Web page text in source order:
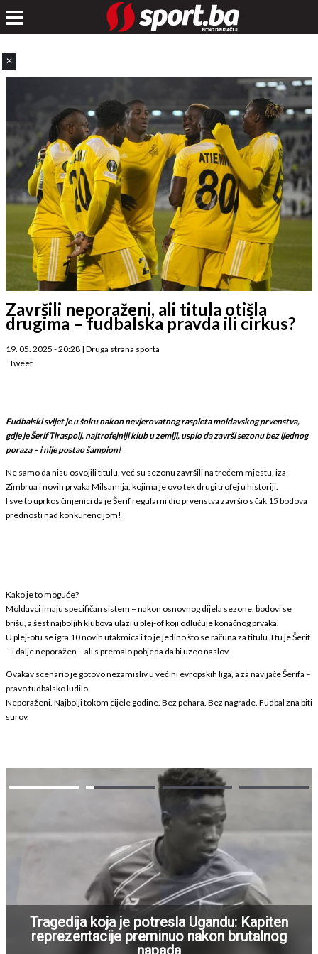
✕
Završili neporaženi, ali titula otišla
drugima – fudbalska pravda ili cirkus?
19. 05. 2025 - 20:28 | Druga strana sporta
Tweet
Fudbalski svijet je u šoku nakon nevjerovatnog raspleta moldavskog prvenstva,
gdje je Šerif Tiraspolj, najtrofejniji klub u zemlji, uspio da završi sezonu bez ijednog
poraza – i nije postao šampion!
Ne samo da nisu osvojili titulu, već su sezonu završili na trećem mjestu, iza
Zimbrua i novih prvaka Milsamija, kojima je ovo tek drugi trofej u historiji.
I sve to uprkos činjenici da je Šerif regularni dio prvenstva završio s čak 15 bodova
prednosti nad konkurencijom!
Kako je to moguće?
Moldavci imaju specifičan sistem – nakon osnovnog dijela sezone, bodovi se
brišu, a šest najboljih klubova ulazi u plej-of koji odlučuje konačnog prvaka.
U plej-ofu se igra 10 novih utakmica i to je jedino što se računa za titulu. I tu je Šerif
– i dalje neporažen – ali s premalo pobjeda da bi uzeo naslov.
Ovakav scenario je gotovo nezamisliv u većini evropskih liga, a za navijače Šerifa –
pravo fudbalsko ludilo.
Neporaženi. Najbolji tokom cijele godine. Bez pehara. Bez nagrade. Fudbal zna biti
surov.
Tragedija koja je potresla Ugandu: Kapiten
reprezentacije preminuo nakon brutalnog
napada